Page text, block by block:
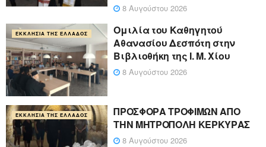
8 Αυγούστου 2026
ΕΚΚΛΗΣΊΑ ΤΗΣ ΕΛΛΆΔΟΣ
Ομιλία του Καθηγητού
Αθανασίου Δεσπότη στην
Βιβλιοθήκη της Ι. Μ. Χίου
8 Αυγούστου 2026
ΕΚΚΛΗΣΊΑ ΤΗΣ ΕΛΛΆΔΟΣ
ΠΡΟΣΦΟΡΑ ΤΡΟΦΙΜΩΝ ΑΠΟ
ΤΗΝ ΜΗΤΡΟΠΟΛΗ ΚΕΡΚΥΡΑΣ
8 Αυγούστου 2026